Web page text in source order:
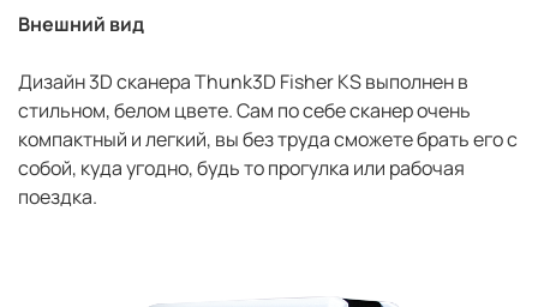
Внешний вид
Дизайн 3D сканера Thunk3D Fisher KS выполнен в
стильном, белом цвете. Сам по себе сканер очень
компактный и легкий, вы без труда сможете брать его с
собой, куда угодно, будь то прогулка или рабочая
поездка.